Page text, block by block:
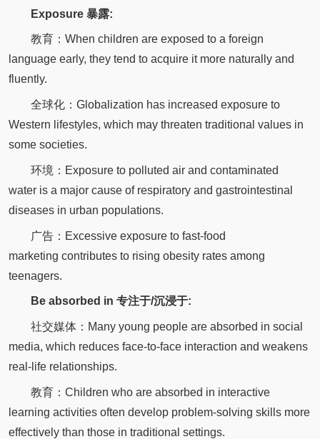
Exposure 暴露:
教育：When children are exposed to a foreign
language early, they tend to acquire it more naturally and
fluently.
全球化：Globalization has increased exposure to
Western lifestyles, which may threaten traditional values in
some societies.
环境：Exposure to polluted air and contaminated
water is a major cause of respiratory and gastrointestinal
diseases in urban populations.
广告：Excessive exposure to fast-food
marketing contributes to rising obesity rates among
teenagers.
Be absorbed in 专注于/沉浸于:
社交媒体：Many young people are absorbed in social
media, which reduces face-to-face interaction and weakens
real-life relationships.
教育：Children who are absorbed in interactive
learning activities often develop problem-solving skills more
effectively than those in traditional settings.